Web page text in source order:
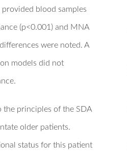
blood samples
(p<0.001) and MNA
were noted. A
models did not
principles of the SDA
older patients.
status for this patient